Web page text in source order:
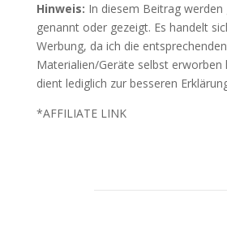
Hinweis: In diesem Beitrag werden
genannt oder gezeigt. Es handelt
Werbung, da ich die entsprechenden
Materialien/Geräte selbst erworben
dient lediglich zur besseren
*AFFILIATE LINK